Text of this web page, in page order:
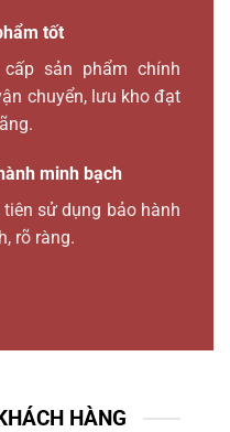
tốt
sản phẩm chính
chuyển, lưu kho đạt
minh bạch
sử dụng bảo hành
rõ ràng.
HÀNG